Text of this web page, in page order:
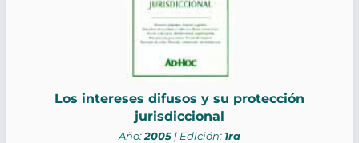
Los intereses difusos y su protección
jurisdiccional
Año:2005 | Edición: 1ra